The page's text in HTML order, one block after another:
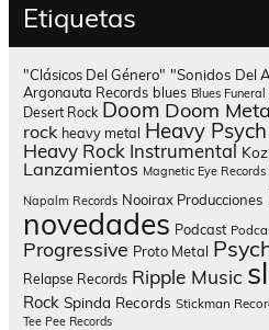
Etiquetas
"Clásicos Del Género" "Sonidos Del
Argonauta Records blues Blues
Desert Rock Doom Doom
rock heavy metal Heavy Psych
Heavy Rock Instrumental
Lanzamientos Magnetic Eye Records
Napalm Records Nooirax Producciones
novedades Podcast
Progressive Proto Metal
Relapse Records Ripple Music
Rock Spinda Records Stickman
Tee Pee Records